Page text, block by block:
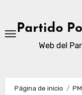
contenidoPartido
Web del
Página de inicio PM